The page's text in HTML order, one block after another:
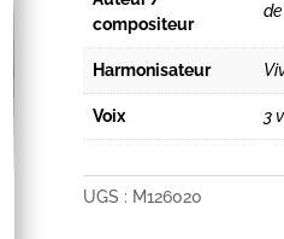
compositeur
Harmonisateur
Voix 3
UGS : M126020